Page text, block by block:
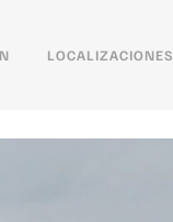
LOCALIZACIONES